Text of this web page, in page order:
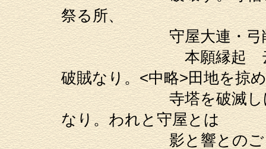
祭る所、
守屋大連・弓削小連
本願縁起 云ふ「守
破賊なり。<中略>田地を掠
寺塔を破滅しける事
なり。われと守屋とは
影と響とのごとし。